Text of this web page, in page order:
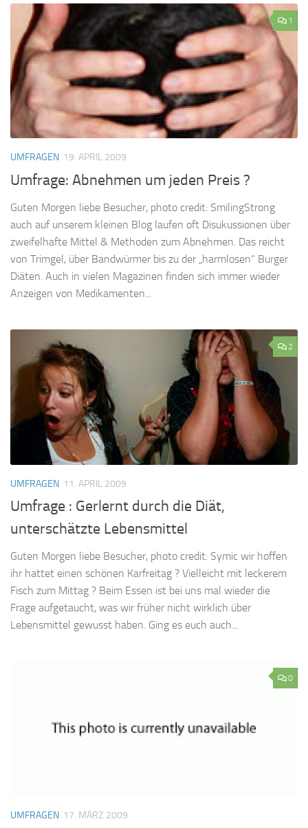
1
UMFRAGEN 19. APRIL 2009
Umfrage: Abnehmen um jeden Preis ?
Guten Morgen liebe Besucher, photo credit: SmilingStrong
auch auf unserem kleinen Blog laufen oft Disukussionen über
zweifelhafte Mittel & Methoden zum Abnehmen. Das reicht
von Trimgel, über Bandwürmer bis zu der „harmlosen“ Burger
Diäten. Auch in vielen Magazinen finden sich immer wieder
Anzeigen von Medikamenten...
2
UMFRAGEN 11. APRIL 2009
Umfrage : Gerlernt durch die Diät,
unterschätzte Lebensmittel
Guten Morgen liebe Besucher, photo credit: Symic wir hoffen
ihr hattet einen schönen Karfreitag ? Vielleicht mit leckerem
Fisch zum Mittag ? Beim Essen ist bei uns mal wieder die
Frage aufgetaucht, was wir früher nicht wirklich über
Lebensmittel gewusst haben. Ging es euch auch...
0
UMFRAGEN 17. MÄRZ 2009